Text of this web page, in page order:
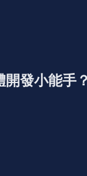
開發小能手？